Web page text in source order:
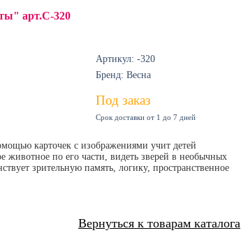
арт.С-320
Артикул: -320
Бренд: Весна
Под заказ
Срок доставки от 1 до 7 дней
карточек с изображениями учит детей
животное по его части, видеть зверей в необычных
зрительную память, логику, пространственное
Вернуться к товарам каталога